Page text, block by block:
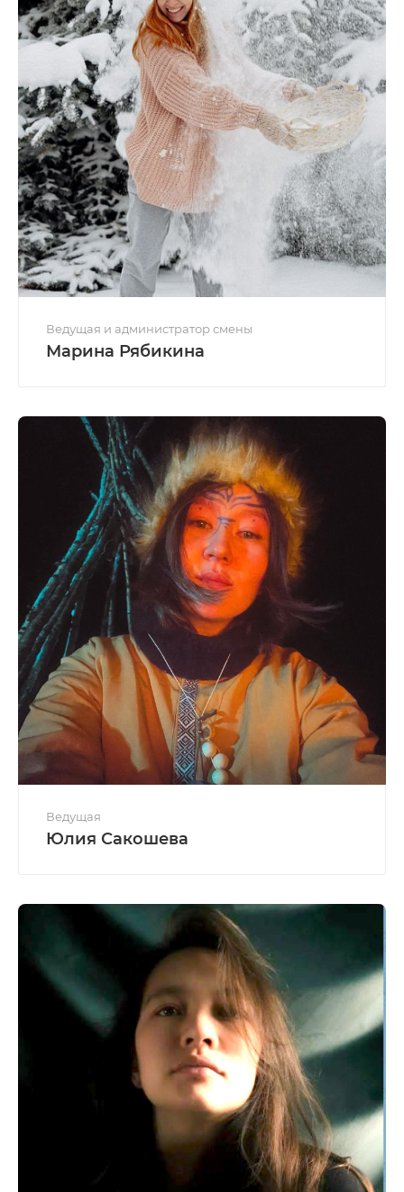
Ведущая и администратор смены
Марина Рябикина
Ведущая
Юлия Сакошева
Год работы в Карелии на острове в Белом море
научил меня главному: как сделать знакомство с
дикой природой безопасным, интересным и
познавательным. В обязанности входит
проведение экскурсий, мастер-классов и
организация походов с ночевкой, а также
активные игры. Благодаря моменту опыту работы
в сфере туризма и творческому бэкграунду,
занятия — это всегда живое общение, практика и
погружение в уникальную атмосферу Русского